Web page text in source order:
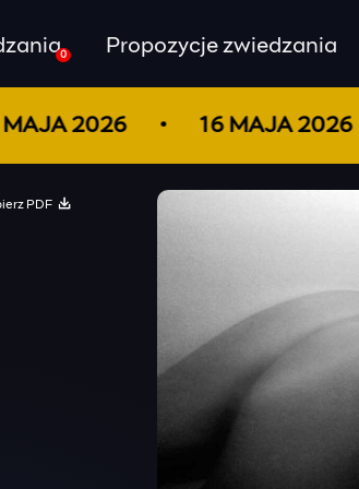
0 Propozycje zwiedzania
MAJA 2026 16 MAJA 2026
PDF